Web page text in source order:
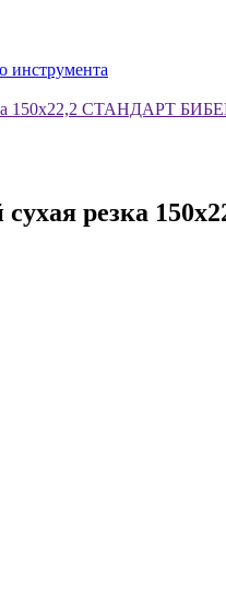
инструмента
150х22,2 СТАНДАРТ
резка